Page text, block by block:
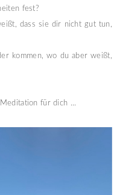
fest?
dass sie dir nicht gut tun,
kommen, wo du aber weißt,
für dich ...